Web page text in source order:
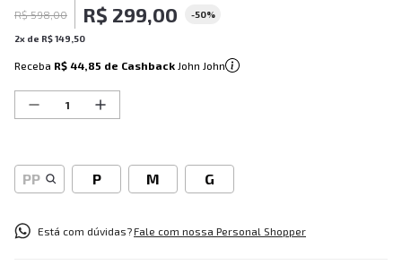
R$ 598,00 R$ 299,00 -50%
2x de R$149 50
Receba R$ 44,85 de Cashback John John
PP P M G
Está com dúvidas?Fale com nossa Personal Shopper